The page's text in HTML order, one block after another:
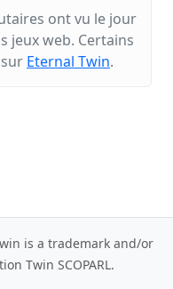
ont vu le jour
jeux web. Certains
Eternal Twin.
is a trademark and/or
Twin SCOPARL.